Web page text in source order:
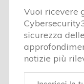
Vuoi ricevere
sicurezza
notizie più